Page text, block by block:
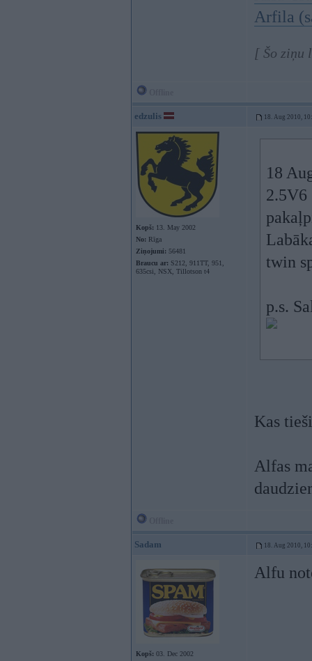
Arfila
[ Šo ziņu
edzulis 18. Aug 2010,
Kopš: 13. May 2002
No: Rīga
Ziņojumi: 56481
Braucu ar: S212, 911TT, 951,
635csi, NSX, Tillotson t4
18
2.5V6
twin
p.s.
Kas
Alfas
Sadam 18. Aug 2010,
Kopš: 03. Dec 2002
Alfu